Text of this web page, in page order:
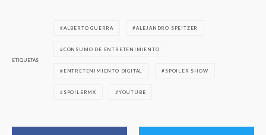
ETIQUETAS
ALBERTO GUERRA ALEJANDRO SPEITZER
CONSUMO DE ENTRETENIMIENTO
ENTRETENIMIENTO DIGITAL SPOILER SHOW
SPOILERMX YOUTUBE